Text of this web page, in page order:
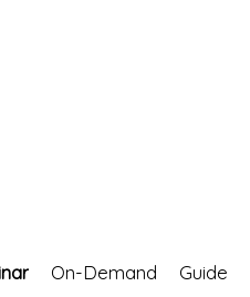
On-Demand Guide